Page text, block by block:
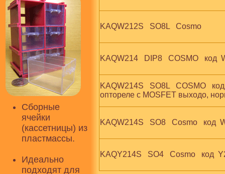
Сборные
ячейки
(кассетницы) из
пластмассы.
Идеально
подходят для
KAQW212S   SO8L   Cosmo
KAQW214   DIP8   COSMO   код
KAQW214S   SO8L   COSMO
оптореле c MOSFET выходо,
KAQW214S   SO8   Cosmo   код
KAQY214S   SO4   Cosmo   код